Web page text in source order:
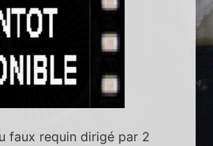
faux requin dirigé par 2